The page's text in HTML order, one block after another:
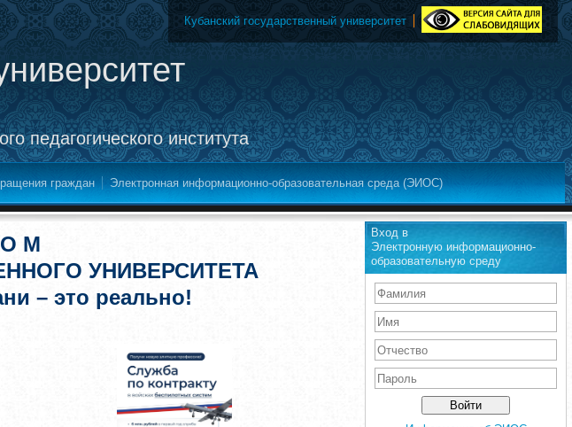
педагогического института
Кубанский государственный университет
граждан Электронная информационно-образовательная среда (ЭИОС)
М
УНИВЕРСИТЕТА
– это реально!
Вход в
Электронную информационно-
образовательную среду